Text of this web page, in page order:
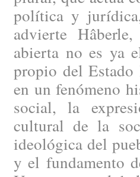
política y
advierte
abierta no es ya
propio del
en un fenómeno
social, la
cultural de la
ideológica del
y el fundamento